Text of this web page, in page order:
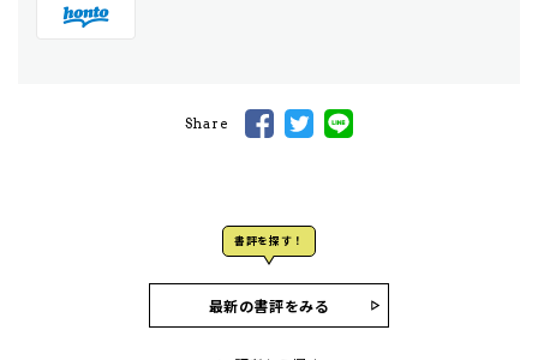
Share
書評を探す！
最新の書評をみる